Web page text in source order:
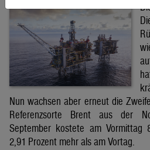
Nun wachsen aber erneut die
Referenzsorte Brent aus der
September kostete am Vormittag
2,91 Prozent mehr als am Vortag.